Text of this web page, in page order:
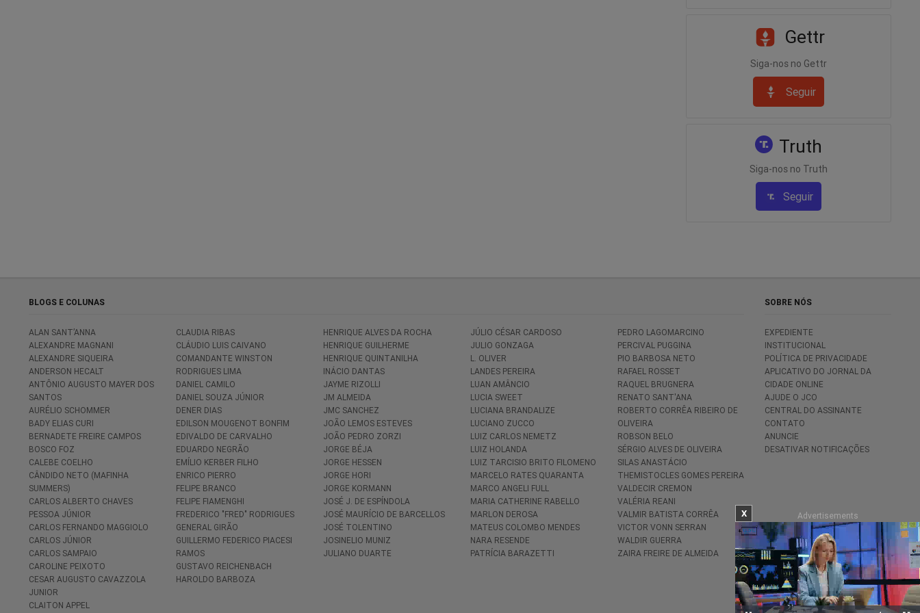
Gettr
Siga-nos no Gettr
Seguir
Truth
Siga-nos no Truth
Seguir
BLOGS E COLUNAS
ALAN SANT’ANNA
ALEXANDRE MAGNANI
ALEXANDRE SIQUEIRA
ANDERSON HECALT
ANTÔNIO AUGUSTO MAYER DOS
SANTOS
AURÉLIO SCHOMMER
BADY ELIAS CURI
BERNADETE FREIRE CAMPOS
BOSCO FOZ
CALEBE COELHO
CÂNDIDO NETO (MAFINHA
SUMMERS)
CARLOS ALBERTO CHAVES
PESSOA JÚNIOR
CARLOS FERNANDO MAGGIOLO
CARLOS JÚNIOR
CARLOS SAMPAIO
CAROLINE PEIXOTO
CESAR AUGUSTO CAVAZZOLA
JUNIOR
CLAITON APPEL
CLAUDIA RIBAS
CLÁUDIO LUIS CAIVANO
COMANDANTE WINSTON
RODRIGUES LIMA
DANIEL CAMILO
DANIEL SOUZA JÚNIOR
DENER DIAS
EDILSON MOUGENOT BONFIM
EDIVALDO DE CARVALHO
EDUARDO NEGRÃO
EMÍLIO KERBER FILHO
ENRICO PIERRO
FELIPE BRANCO
FELIPE FIAMENGHI
FREDERICO "FRED" RODRIGUES
GENERAL GIRÃO
GUILLERMO FEDERICO PIACESI
RAMOS
GUSTAVO REICHENBACH
HAROLDO BARBOZA
HENRIQUE ALVES DA ROCHA
HENRIQUE GUILHERME
HENRIQUE QUINTANILHA
INÁCIO DANTAS
JAYME RIZOLLI
JM ALMEIDA
JMC SANCHEZ
JOÃO LEMOS ESTEVES
JOÃO PEDRO ZORZI
JORGE BÉJA
JORGE HESSEN
JORGE HORI
JORGE KORMANN
JOSÉ J. DE ESPÍNDOLA
JOSÉ MAURÍCIO DE BARCELLOS
JOSÉ TOLENTINO
JOSINELIO MUNIZ
JULIANO DUARTE
JÚLIO CÉSAR CARDOSO
JULIO GONZAGA
L. OLIVER
LANDES PEREIRA
LUAN AMÂNCIO
LUCIA SWEET
LUCIANA BRANDALIZE
LUCIANO ZUCCO
LUIZ CARLOS NEMETZ
LUIZ HOLANDA
LUIZ TARCISIO BRITO FILOMENO
MARCELO RATES QUARANTA
MARCO ANGELI FULL
MARIA CATHERINE RABELLO
MARLON DEROSA
MATEUS COLOMBO MENDES
NARA RESENDE
PATRÍCIA BARAZETTI
PEDRO LAGOMARCINO
PERCIVAL PUGGINA
PIO BARBOSA NETO
RAFAEL ROSSET
RAQUEL BRUGNERA
RENATO SANT'ANA
ROBERTO CORRÊA RIBEIRO DE
OLIVEIRA
ROBSON BELO
SÉRGIO ALVES DE OLIVEIRA
SILAS ANASTÁCIO
THEMISTOCLES GOMES PEREIRA
VALDECIR CREMON
VALÉRIA REANI
VALMIR BATISTA CORRÊA
VICTOR VONN SERRAN
WALDIR GUERRA
ZAIRA FREIRE DE ALMEIDA
SOBRE NÓS
EXPEDIENTE
INSTITUCIONAL
POLÍTICA DE PRIVACIDADE
APLICATIVO DO JORNAL DA
CIDADE ONLINE
AJUDE O JCO
CENTRAL DO ASSINANTE
CONTATO
ANUNCIE
DESATIVAR NOTIFICAÇÕES
Advertisements
X